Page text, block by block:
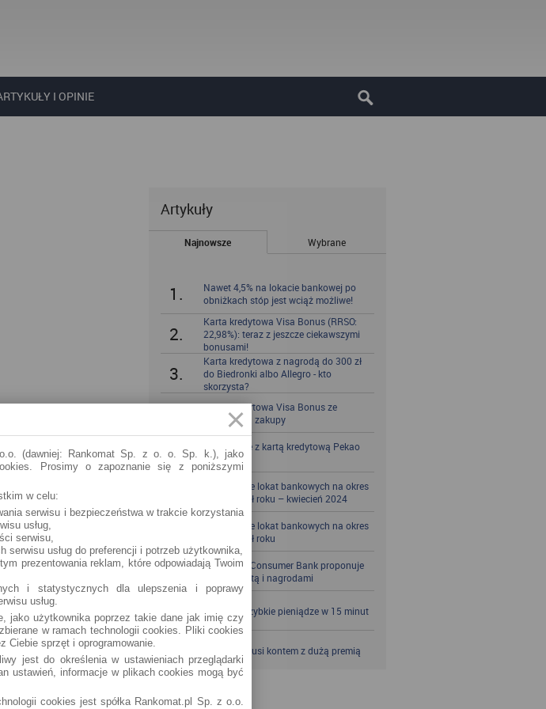
I OPINIE
Artykuły
Najnowsze Wybrane
1.
Nawet 4,5% na lokacie bankowej po
obniżkach stóp jest wciąż możliwe!
2.
Karta kredytowa Visa Bonus (RRSO:
22,98%): teraz z jeszcze ciekawszymi
bonusami!
3.
Karta kredytowa z nagrodą do 300 zł
do Biedronki albo Allegro - kto
skorzysta?
Karta kredytowa Visa Bonus ze
zwrotem za zakupy
5.
Zbieraj mile z kartą kredytową Pekao
S.A.
Porównanie lokat bankowych na okres
powyżej pół roku – kwiecień 2024
Porównanie lokat bankowych na okres
powyżej pół roku
8.
Santander Consumer Bank proponuje
jesień z kartą i nagrodami
9. SKOK po szybkie pieniądze w 15 minut
10. VeloBank kusi kontem z dużą premią
(dawniej: Rankomat Sp. z o. o. Sp. k.), jako
Prosimy o zapoznanie się z poniższymi
w celu:
serwisu i bezpieczeństwa w trakcie korzystania
usług,
serwisu,
serwisu usług do preferencji i potrzeb użytkownika,
prezentowania reklam, które odpowiadają Twoim
i statystycznych dla ulepszenia i poprawy
usług.
jako użytkownika poprzez takie dane jak imię czy
w ramach technologii cookies. Pliki cookies
Ciebie sprzęt i oprogramowanie.
jest do określenia w ustawieniach przeglądarki
ustawień, informacje w plikach cookies mogą być
cookies jest spółka Rankomat.pl Sp. z o.o.